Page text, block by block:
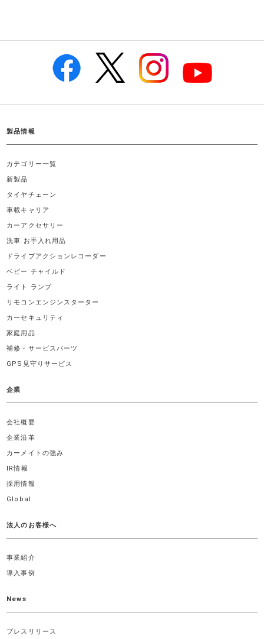
製品情報
カテゴリー一覧
新製品
タイヤチェーン
車載キャリア
カーアクセサリー
洗車 お手入れ用品
ドライブアクションレコーダー
ベビー チャイルド
ライト ランプ
リモコンエンジンスターター
カーセキュリティ
家庭用品
補修・サービスパーツ
GPS見守りサービス
企業
会社概要
企業沿革
カーメイトの強み
IR情報
採用情報
Global
法人のお客様へ
事業紹介
導入事例
News
プレスリリース